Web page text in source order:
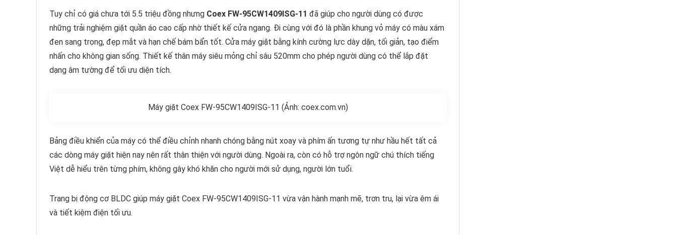
Tuy chỉ có giá chưa tới 5.5 triệu đồng nhưng Coex FW-95CW1409ISG-11 đã giúp cho người dùng có được
những trải nghiệm giặt quần áo cao cấp nhờ thiết kế cửa ngang. Đi cùng với đó là phần khung vỏ máy có màu xám
đen sang trọng, đẹp mắt và hạn chế bám bẩn tốt. Cửa máy giặt bằng kính cường lực dày dặn, tối giản, tạo điểm
nhấn cho không gian sống. Thiết kế thân máy siêu mỏng chỉ sâu 520mm cho phép người dùng có thể lắp đặt
dạng âm tường để tối ưu diện tích.
Máy giặt Coex FW-95CW1409ISG-11 (Ảnh: coex.com.vn)
Bảng điều khiển của máy có thể điều chỉnh nhanh chóng bằng nút xoay và phím ấn tương tự như hầu hết tất cả
các dòng máy giặt hiện nay nên rất thân thiện với người dùng. Ngoài ra, còn có hỗ trợ ngôn ngữ chú thích tiếng
Việt dễ hiểu trên từng phím, không gây khó khăn cho người mới sử dụng, người lớn tuổi.
Trang bị động cơ BLDC giúp máy giặt Coex FW-95CW1409ISG-11 vừa vận hành mạnh mẽ, trơn tru, lại vừa êm ái
và tiết kiệm điện tối ưu.